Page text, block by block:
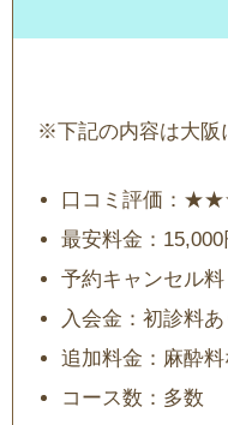
※下記の内容は大阪
口コミ評価：
最安料金：15,000
予約キャンセル
入会金：初診料あ
追加料金：麻酔
コース数：多数